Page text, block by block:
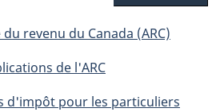
connecter
du revenu du Canada (ARC)
de l'ARC
d'impôt pour les particuliers